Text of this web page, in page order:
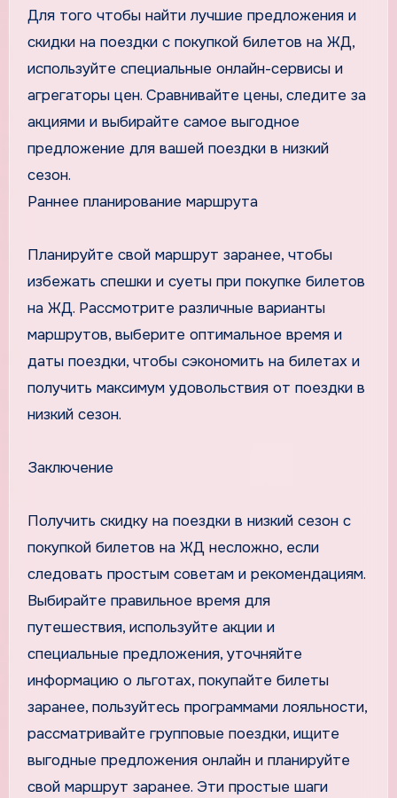
Для того чтобы найти лучшие предложения и
скидки на поездки с покупкой билетов на ЖД,
используйте специальные онлайн-сервисы и
агрегаторы цен. Сравнивайте цены, следите за
акциями и выбирайте самое выгодное
предложение для вашей поездки в низкий
сезон.
Раннее планирование маршрута
Планируйте свой маршрут заранее, чтобы
избежать спешки и суеты при покупке билетов
на ЖД. Рассмотрите различные варианты
маршрутов, выберите оптимальное время и
даты поездки, чтобы сэкономить на билетах и
получить максимум удовольствия от поездки в
низкий сезон.
Заключение
Получить скидку на поездки в низкий сезон с
покупкой билетов на ЖД несложно, если
следовать простым советам и рекомендациям.
Выбирайте правильное время для
путешествия, используйте акции и
специальные предложения, уточняйте
информацию о льготах, покупайте билеты
заранее, пользуйтесь программами лояльности,
рассматривайте групповые поездки, ищите
выгодные предложения онлайн и планируйте
свой маршрут заранее. Эти простые шаги